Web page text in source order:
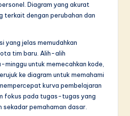
Diagram yang akurat
terkait dengan perubahan dan
yang jelas memudahkan
tim baru. Alih-alih
minggu untuk memecahkan kode,
ke diagram untuk memahami
kurva pembelajaran
fokus pada tugas-tugas yang
sekadar pemahaman dasar.